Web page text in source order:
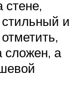
и
сложен, а